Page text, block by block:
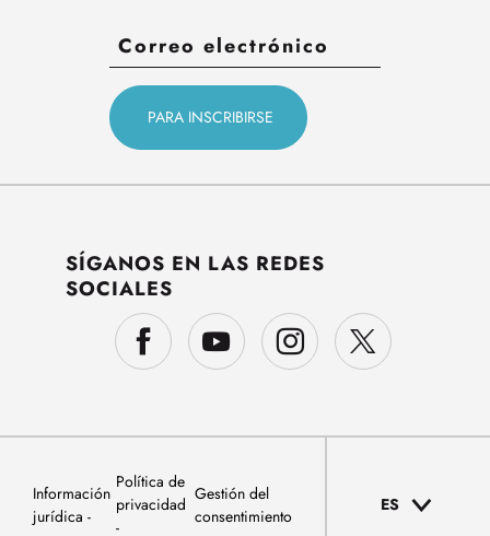
SÍGANOS EN LAS REDES
SOCIALES
Información
jurídica
Política de
privacidad
Gestión del
consentimiento
ES